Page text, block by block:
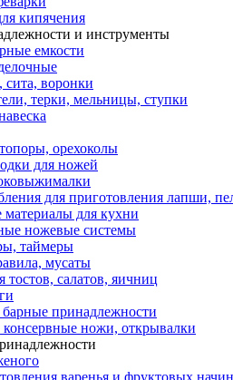
кипячения
и инструменты
емкости
воронки
терки, мельницы, ступки
орехоколы
для ножей
для приготовления лапши,
материалы для кухни
ножевые системы
таймеры
мусаты
салатов, яичниц
принадлежности
ножи, открывалки
варенья и фруктовых